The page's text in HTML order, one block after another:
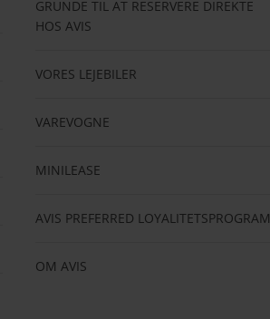
GRUNDE TIL AT RESERVERE DIREKTE
HOS AVIS
VORES LEJEBILER
VAREVOGNE
MINILEASE
AVIS PREFERRED LOYALITETSPROGRAM
OM AVIS